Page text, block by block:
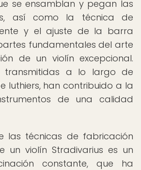
se ensamblan y pegan las
así como la técnica de
y el ajuste de la barra
fundamentales del arte
de un violín excepcional.
transmitidas a lo largo de
luthiers, han contribuido a la
de una calidad
las técnicas de fabricación
un violín Stradivarius es un
constante, que ha